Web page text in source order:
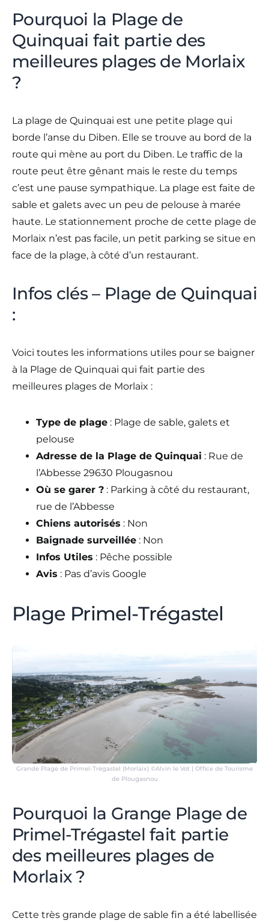
Pourquoi la Plage de
Quinquai fait partie des
meilleures plages de Morlaix
?
La plage de Quinquai est une petite plage qui
borde l’anse du Diben. Elle se trouve au bord de la
route qui mène au port du Diben. Le traffic de la
route peut être gênant mais le reste du temps
c’est une pause sympathique. La plage est faite de
sable et galets avec un peu de pelouse à marée
haute. Le stationnement proche de cette plage de
Morlaix n’est pas facile, un petit parking se situe en
face de la plage, à côté d’un restaurant.
Infos clés – Plage de Quinquai
:
Voici toutes les informations utiles pour se baigner
à la Plage de Quinquai qui fait partie des
meilleures plages de Morlaix :
Type de plage : Plage de sable, galets et
pelouse
Adresse de la Plage de Quinquai : Rue de
l’Abbesse 29630 Plougasnou
Où se garer ? : Parking à côté du restaurant,
rue de l’Abbesse
Chiens autorisés : Non
Baignade surveillée : Non
Infos Utiles : Pêche possible
Avis : Pas d’avis Google
Plage Primel-Trégastel
Grande Plage de Primel-Trégastel (Morlaix) ©Alvin le Vot | Office de Tourisme
de Plougasnou
Pourquoi la Grange Plage de
Primel-Trégastel fait partie
des meilleures plages de
Morlaix ?
Cette très grande plage de sable fin a été labellisée